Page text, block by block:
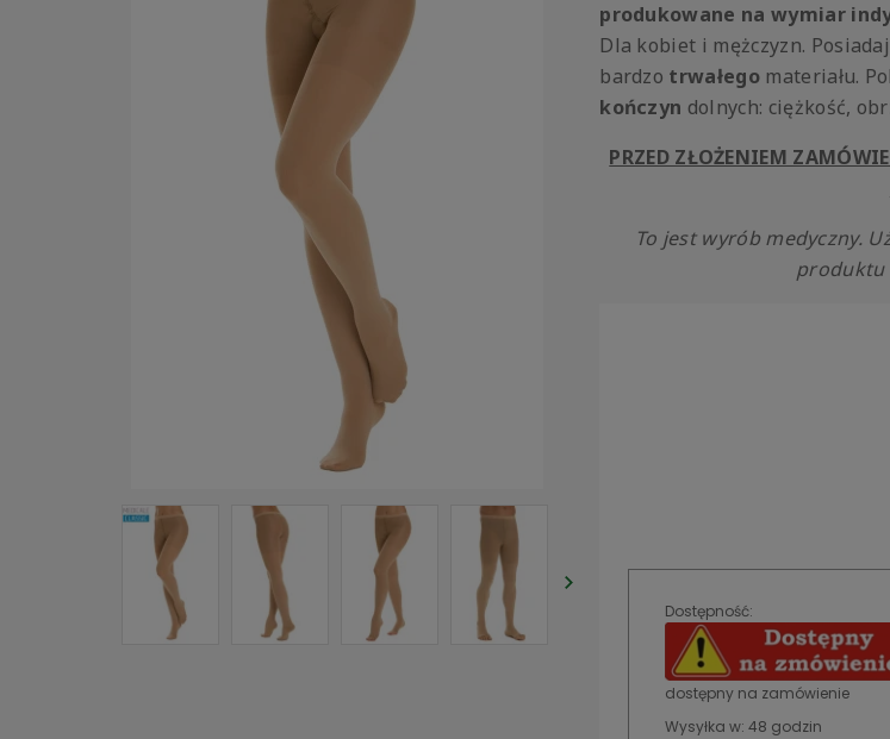
produkowane na wymiar
Dla kobiet i mężczyzn.
bardzo trwałego materiału.
kończyn dolnych: ciężkość,
PRZED ZŁOŻENIEM
To jest wyrób medyczny.
produktu
Dostępność:
dostępny na zamówienie
Wysyłka w: 48 godzin